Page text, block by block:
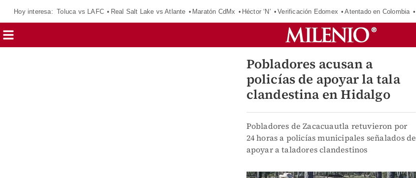
Hoy interesa: Toluca vs LAFC Real Salt Lake vs Atlante Maratón CdMx Héctor ‘N’ Verificación Edomex Atentado en Colombia
Pobladores acusan a
policías de apoyar la tala
clandestina en Hidalgo
Pobladores de Zacacuautla retuvieron por
24 horas a policías municipales señalados de
apoyar a taladores clandestinos